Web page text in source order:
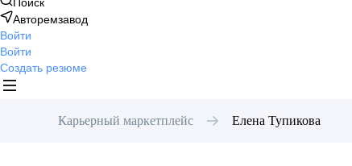
Авторемзавод
Войти
Войти
Создать резюме
Карьерный маркетплейс Елена Тупикова